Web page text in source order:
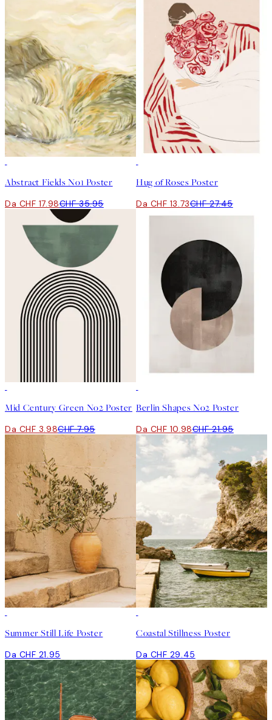
Abstract Fields No1 Poster
Da CHF 17.98CHF 35.95
Hug of Roses Poster
Da CHF 13.73CHF 27.45
Mid Century Green No2 Poster
Da CHF 3.98CHF 7.95
Berlin Shapes No2 Poster
Da CHF 10.98CHF 21.95
Summer Still Life Poster
Da CHF 21.95
Coastal Stillness Poster
Da CHF 29.45